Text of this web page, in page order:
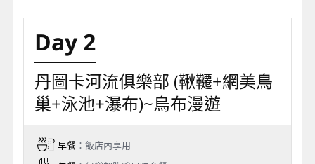
Day 2
丹圖卡河流俱樂部 (鞦韆+網美鳥
巢+泳池+瀑布)~烏布漫遊
早餐：飯店內享用